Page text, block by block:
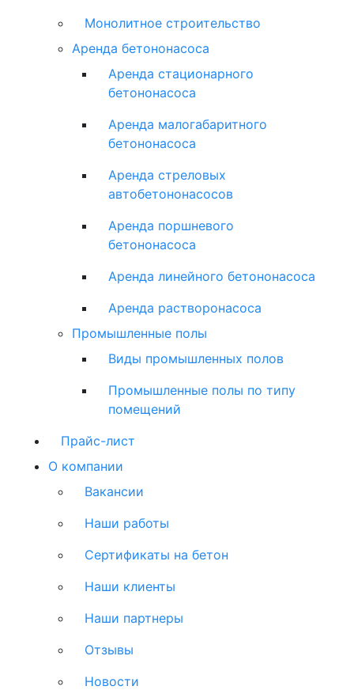
Монолитное строительство
Аренда бетононасоса
Аренда стационарного
бетононасоса
Аренда малогабаритного
бетононасоса
Аренда стреловых
автобетононасосов
Аренда поршневого
бетононасоса
Аренда линейного бетононасоса
Аренда растворонасоса
Промышленные полы
Виды промышленных полов
Промышленные полы по типу
помещений
Прайс-лист
О компании
Вакансии
Наши работы
Сертификаты на бетон
Наши клиенты
Наши партнеры
Отзывы
Новости